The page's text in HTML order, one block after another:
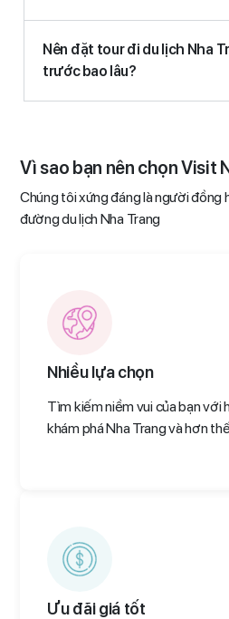
Nên đặt tour đi du lịch Nha
trước bao lâu?
Vì sao bạn nên chọn Visit
Chúng tôi xứng đáng là người đồng
đường du lịch Nha Trang
Nhiều lựa chọn
Tìm kiếm niềm vui của bạn với
khám phá Nha Trang và hơn thế
Ưu đãi giá tốt